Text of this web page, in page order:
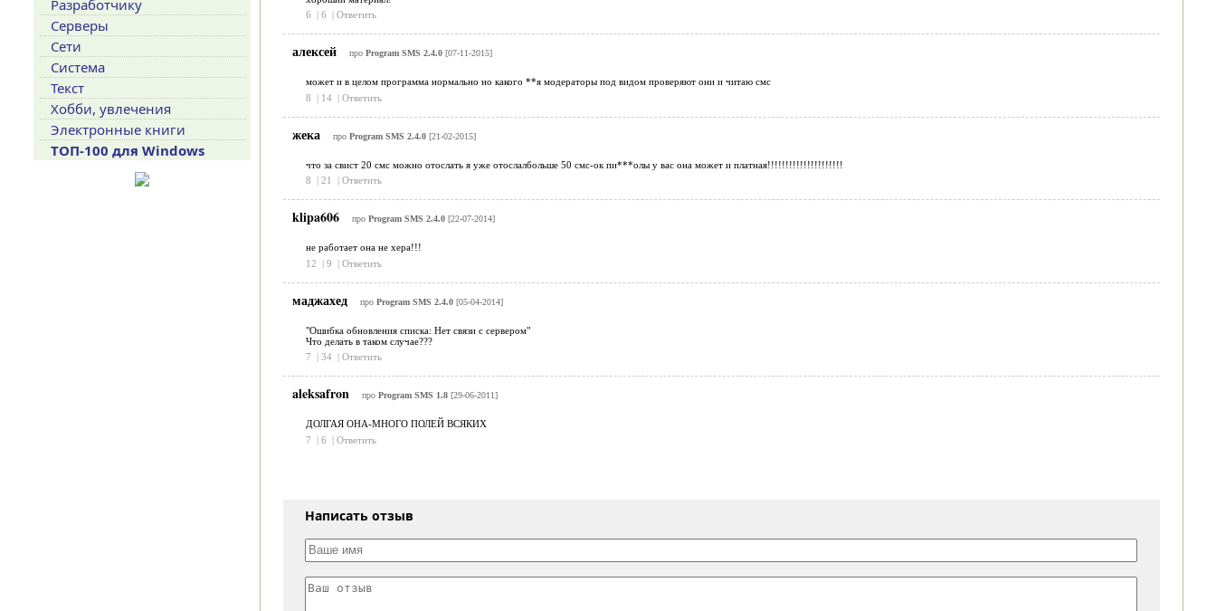
6
| 6 | Ответить
алексей про Program SMS 2.4.0[07-11-2015]
может и в целом программа нормально но какого **я модераторы под видом проверяют они и читаю смс
8
| 14 | Ответить
жека про Program SMS 2.4.0[21-02-2015]
что за свист 20 смс можно отослать я уже отослалбольше 50 смс-ок пи***олы у вас она может и платная!!!!!!!!!!!!!!!!!!!!!
8
| 21 | Ответить
klipa606 про Program SMS 2.4.0[22-07-2014]
не работает она не хера!!!
12
| 9 | Ответить
маджахед про Program SMS 2.4.0[05-04-2014]
"Ошибка обновления списка: Нет связи с сервером"
Что делать в таком случае???
7
| 34 | Ответить
aleksafron про Program SMS 1.8[29-06-2011]
ДОЛГАЯ ОНА-МНОГО ПОЛЕЙ ВСЯКИХ
7
| 6 | Ответить
Написать отзыв
Разработчику
Серверы
Сети
Система
Текст
Хобби, увлечения
Электронные книги
ТОП-100 для Windows